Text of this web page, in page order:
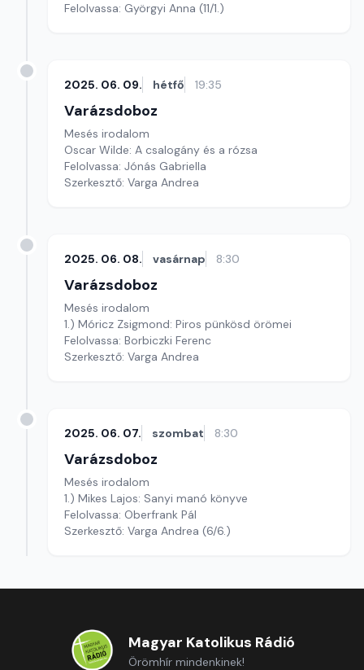
Felolvassa: Györgyi Anna (11/1.)
2025. 06. 09. hétfő 19:35
Varázsdoboz
Mesés irodalom
Oscar Wilde: A csalogány és a rózsa
Felolvassa: Jónás Gabriella
Szerkesztő: Varga Andrea
2025. 06. 08. vasárnap 8:30
Varázsdoboz
Mesés irodalom
1.) Móricz Zsigmond: Piros pünkösd örömei
Felolvassa: Borbiczki Ferenc
Szerkesztő: Varga Andrea
2025. 06. 07. szombat 8:30
Varázsdoboz
Mesés irodalom
1.) Mikes Lajos: Sanyi manó könyve
Felolvassa: Oberfrank Pál
Szerkesztő: Varga Andrea (6/6.)
Magyar Katolikus Rádió
Örömhír mindenkinek!